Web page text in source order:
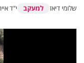
שלומי דיאז למעקב י"ד